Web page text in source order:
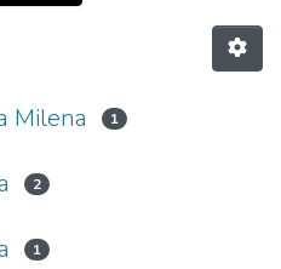
Milena 1
2
1